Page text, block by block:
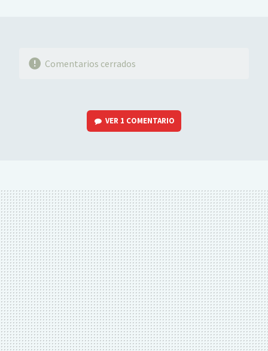
Comentarios cerrados
VER 1 COMENTARIO